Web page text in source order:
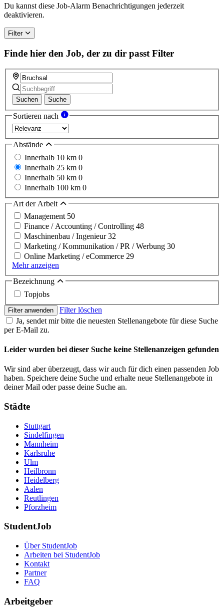
Du kannst diese Job-Alarm Benachrichtigungen jederzeit
deaktivieren.
Filter
Finde hier den Job, der zu dir passt Filter
Suchen Suche
Sortieren nach
Abstände
Innerhalb 10 km 0
Innerhalb 25 km 0
Innerhalb 50 km 0
Innerhalb 100 km 0
Art der Arbeit
Management 50
Finance / Accounting / Controlling 48
Maschinenbau / Ingenieur32
Marketing / Kommunikation / PR / Werbung 30
Online Marketing / eCommerce 29
Mehr anzeigen
Bezeichnung
Topjobs
Filter anwenden
Filter löschen
Ja, sendet mir bitte die neuesten Stellenangebote für diese Suche
per E-Mail zu.
Leider wurden bei dieser Suche keine Stellenanzeigen gefunden
Wir sind aber überzeugt, dass wir auch für dich einen passenden Job
haben. Speichere deine Suche und erhalte neue Stellenangebote in
deiner Mail oder passe deine Suche an.
Städte
Stuttgart
Sindelfingen
Mannheim
Karlsruhe
Ulm
Heilbronn
Heidelberg
Aalen
Reutlingen
Pforzheim
StudentJob
Über StudentJob
Arbeiten bei StudentJob
Kontakt
Partner
FAQ
Arbeitgeber